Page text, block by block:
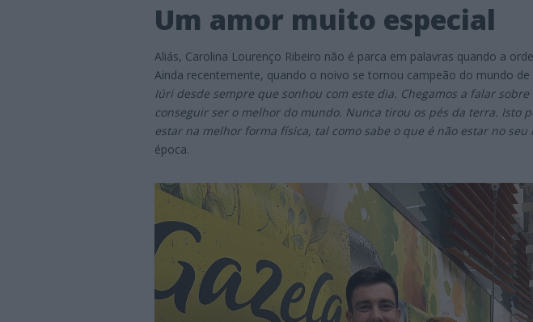
Um amor muito especial
Aliás, Carolina Lourenço Ribeiro não é parca em palavras quando a
Ainda recentemente, quando o noivo se tornou campeão do mundo
Iúri desde sempre que sonhou com este dia. Chegamos a falar
conseguir ser o melhor do mundo. Nunca tirou os pés da terra. Isto
estar na melhor forma física, tal como sabe o que é não estar no seu
época.